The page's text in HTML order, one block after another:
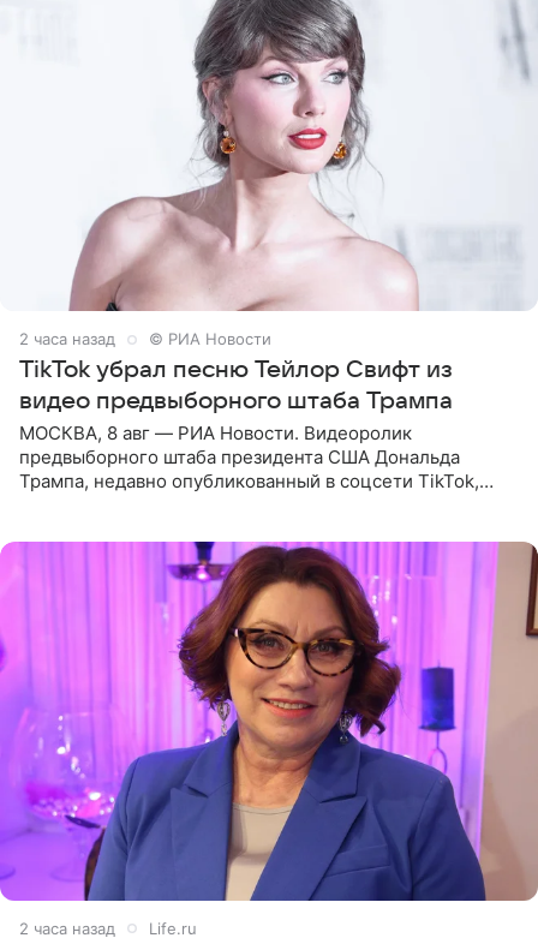
2 часа назад © РИА Новости
TikTok убрал песню Тейлор Свифт из
видео предвыборного штаба Трампа
МОСКВА, 8 авг — РИА Новости. Видеоролик
предвыборного штаба президента США Дональда
Трампа, недавно опубликованный в соцсети TikTok,
2 часа назад Life.ru